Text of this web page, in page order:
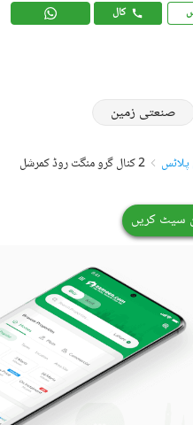
کال
صنعتی زمین
2 کنال گرو منگت روڈ کمرشل
سیٹ کریں